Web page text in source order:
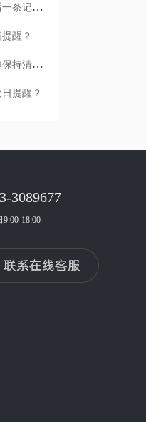
哪款记录软件支持卸载前自动同步，确保最后一条记录不丢失？
醒？
哪款记录工具支持打卡完成后自动归档，清单保持清爽？
提醒？
3089677
9:00-18:00